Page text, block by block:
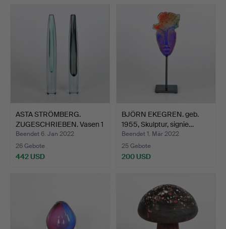
ASTA STRÖMBERG.
ZUGESCHRIEBEN. Vasen 1
Paa…
Beendet 6. Jan 2022
26 Gebote
442 USD
BJÖRN EKEGREN. geb.
1955, Skulptur, signie…
Beendet 1. Mär 2022
25 Gebote
200 USD